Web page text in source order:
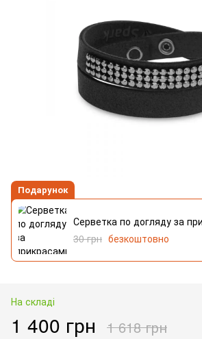
Подарунок
Серветка по догляду за
30 грн безкоштовно
На складі
1 400 грн 1 618 грн